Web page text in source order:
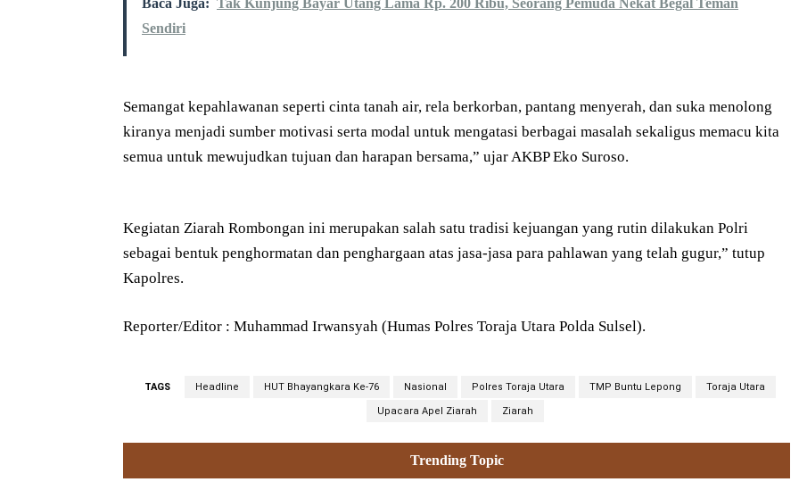
Baca Juga: Tak Kunjung Bayar Utang Lama Rp. 200 Ribu, Seorang Pemuda Nekat Begal Teman
Sendiri
Semangat kepahlawanan seperti cinta tanah air, rela berkorban, pantang menyerah, dan suka menolong
kiranya menjadi sumber motivasi serta modal untuk mengatasi berbagai masalah sekaligus memacu kita
semua untuk mewujudkan tujuan dan harapan bersama,” ujar AKBP Eko Suroso.
Kegiatan Ziarah Rombongan ini merupakan salah satu tradisi kejuangan yang rutin dilakukan Polri
sebagai bentuk penghormatan dan penghargaan atas jasa-jasa para pahlawan yang telah gugur,” tutup
Kapolres.
Reporter/Editor : Muhammad Irwansyah (Humas Polres Toraja Utara Polda Sulsel).
TAGS Headline HUT Bhayangkara Ke-76 Nasional Polres Toraja Utara TMP Buntu Lepong Toraja Utara
Upacara Apel Ziarah Ziarah
Trending Topic